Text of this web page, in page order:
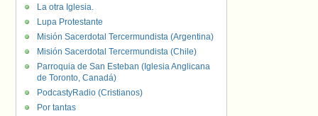
La otra Iglesia.
Lupa Protestante
Misión Sacerdotal Tercermundista (Argentina)
Misión Sacerdotal Tercermundista (Chile)
Parroquia de San Esteban (Iglesia Anglicana
de Toronto, Canadá)
PodcastyRadio (Cristianos)
Por tantas